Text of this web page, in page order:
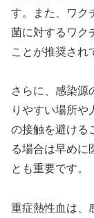
す。また、ワク
菌に対するワク
ことが推奨され
さらに、感染源
りやすい場所や
の接触を避ける
る場合は早めに
とも重要です。
重症熱性血は、